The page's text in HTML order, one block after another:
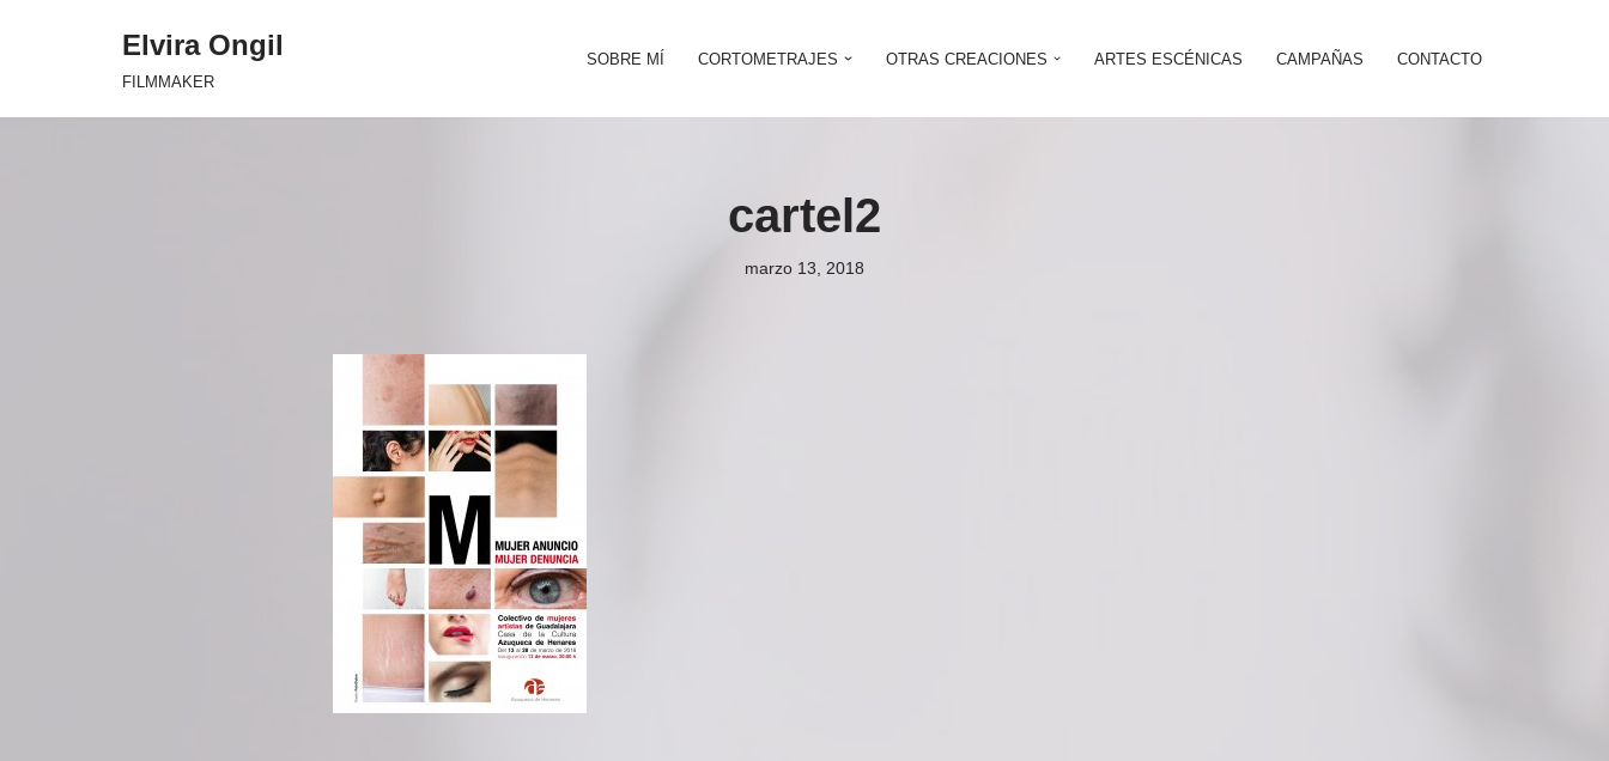
Elvira Ongil
FILMMAKER
SOBRE MÍ CORTOMETRAJES OTRAS CREACIONES ARTES ESCÉNICAS CAMPAÑAS CONTACTO
cartel2
marzo 13, 2018